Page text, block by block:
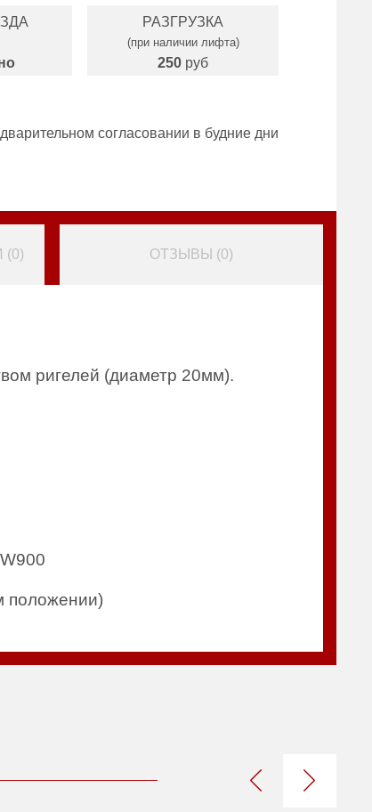
РАЗГРУЗКА
(при наличии лифта)
250 руб
согласовании в будние дни
(0) ОТЗЫВЫ (0)
ригелей (диаметр 20мм).
положении)